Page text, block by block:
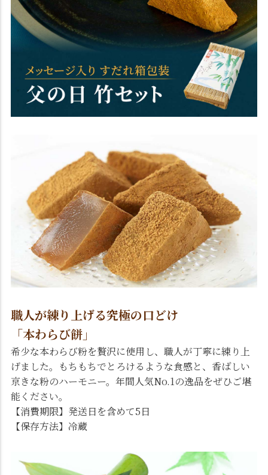
職人が練り上げる究極の口どけ
「本わらび餅」
希少な本わらび粉を贅沢に使用し、職人が丁寧に練り上
げました。もちもちでとろけるような食感と、香ばしい
京きな粉のハーモニー。年間人気No.1の逸品をぜひご堪
能ください。
【消費期限】発送日を含めて5日
【保存方法】冷蔵